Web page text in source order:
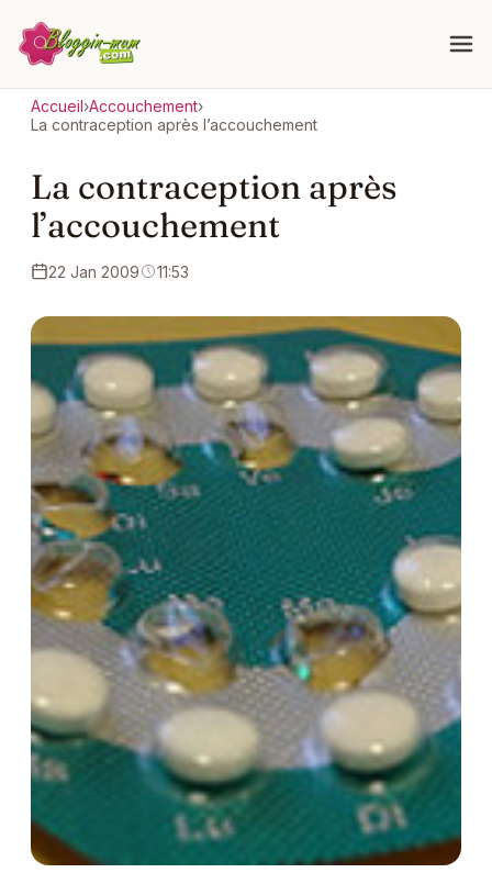
Accueil›Accouchement›
La contraception après l’accouchement
La contraception après
l’accouchement
22 Jan 2009 11:53